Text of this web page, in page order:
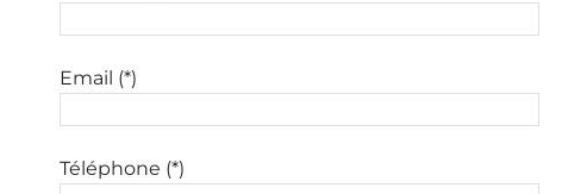
Email (*)
Téléphone (*)